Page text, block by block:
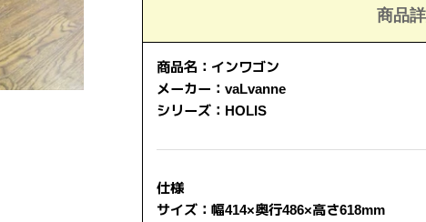
商品
商品名：インワゴン
メーカー：vaLvanne
シリーズ：HOLIS
仕様
サイズ：幅414×奥行486×高さ618mm